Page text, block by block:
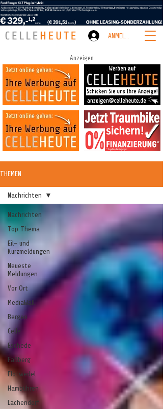
ANMELDEN
Anzeigen
THEMEN
Nachrichten
Top Thema
Eil- und
Kurzmeldungen
Neueste
Meldungen
Vor Ort
MediaWall
Bergen
Celle
Eschede
Faßberg
Flotwedel
Hambühren
Lachendorf
Nachrichten